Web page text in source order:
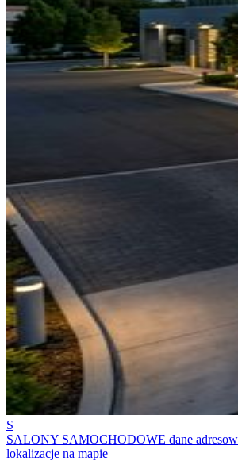
S
SALONY SAMOCHODOWE dane
lokalizacje na mapie